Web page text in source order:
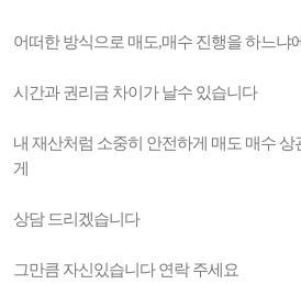
어떠한 방식으로 매도,매수 진행을 하느냐
시간과 권리금 차이가 날수 있습니다
내 재산처럼 소중히 안전하게 매도 매수
게
상담 드리겠습니다
그만큼 자신있습니다 연락 주세요